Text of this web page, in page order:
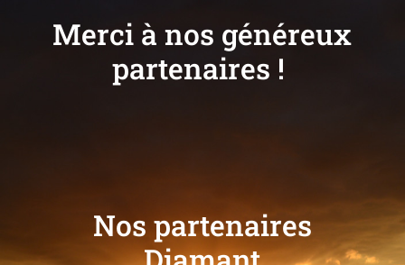
Merci à nos généreux
partenaires !
Nos partenaires